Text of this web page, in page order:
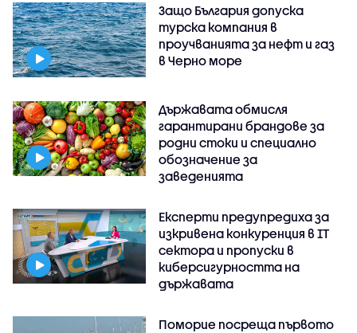
Защо България допуска
турска компания в
проучванията за нефт и газ
в Черно море
Държавата обмисля
гарантирани брандове за
родни стоки и специално
обозначение за
заведенията
Експерти предупредиха за
изкривена конкуренция в IT
сектора и пропуски в
киберсигурността на
държавата
Поморие посреща първото